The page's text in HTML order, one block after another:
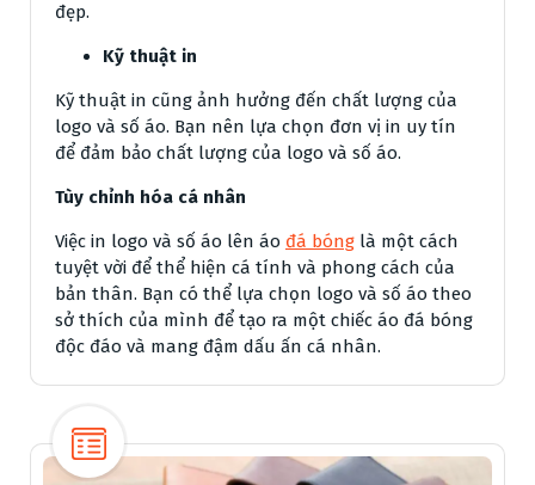
đẹp.
Kỹ thuật in
Kỹ thuật in cũng ảnh hưởng đến chất lượng của
logo và số áo. Bạn nên lựa chọn đơn vị in uy tín
để đảm bảo chất lượng của logo và số áo.
Tùy chỉnh hóa cá nhân
Việc in logo và số áo lên áo đá bóng là một cách
tuyệt vời để thể hiện cá tính và phong cách của
bản thân. Bạn có thể lựa chọn logo và số áo theo
sở thích của mình để tạo ra một chiếc áo đá bóng
độc đáo và mang đậm dấu ấn cá nhân.